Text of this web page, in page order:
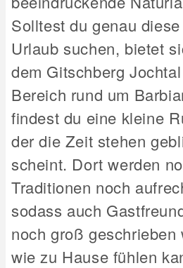
Solltest du genau
Urlaub suchen, bietet
dem Gitschberg
Bereich rund um
findest du eine kleine
der die Zeit stehen
scheint. Dort werden
Traditionen noch
sodass auch
noch groß geschrieben
wie zu Hause fühlen